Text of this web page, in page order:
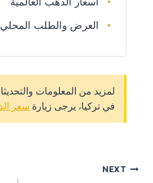
أسعار الذهب العالمية
العرض والطلب المحلي
لمزيد من المعلومات
في تركيا، يرجى زيارة سعر
NEXT